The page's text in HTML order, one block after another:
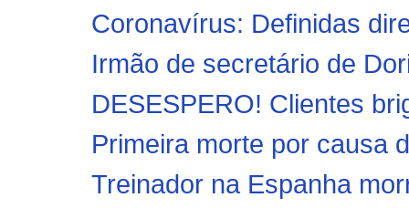
Coronavírus: Definidas
Irmão de secretário de
DESESPERO! Clientes
Primeira morte por causa
Treinador na Espanha